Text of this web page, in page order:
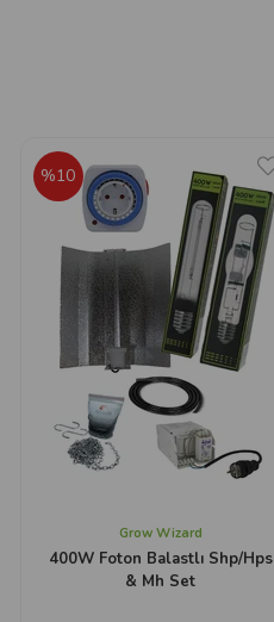
Grow Wizard
400W Foton Balastlı Shp/Hps
& Mh Set
%10